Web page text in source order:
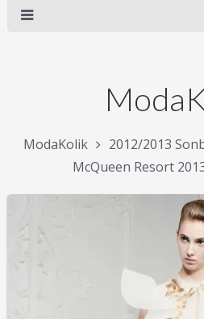
ModaKolik 2012/2013
McQueen Resort